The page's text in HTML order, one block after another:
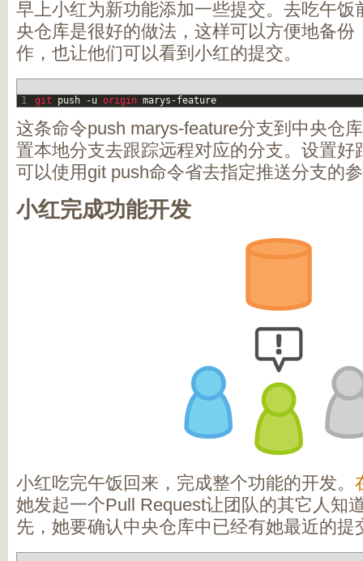
早上小红为新功能添加一些提交。去吃午饭
央仓库是很好的做法，这样可以方便地备份
作，也让他们可以看到小红的提交。
1 git push -u origin marys -feature
这条命令push marys-feature分支到中央仓
置本地分支去跟踪远程对应的分支。设置好
可以使用git push命令省去指定推送分支的
小红完成功能开发
小红吃完午饭回来，完成整个功能的开发。
她发起一个Pull Request让团队的其它人知
先，她要确认中央仓库中已经有她最近的提